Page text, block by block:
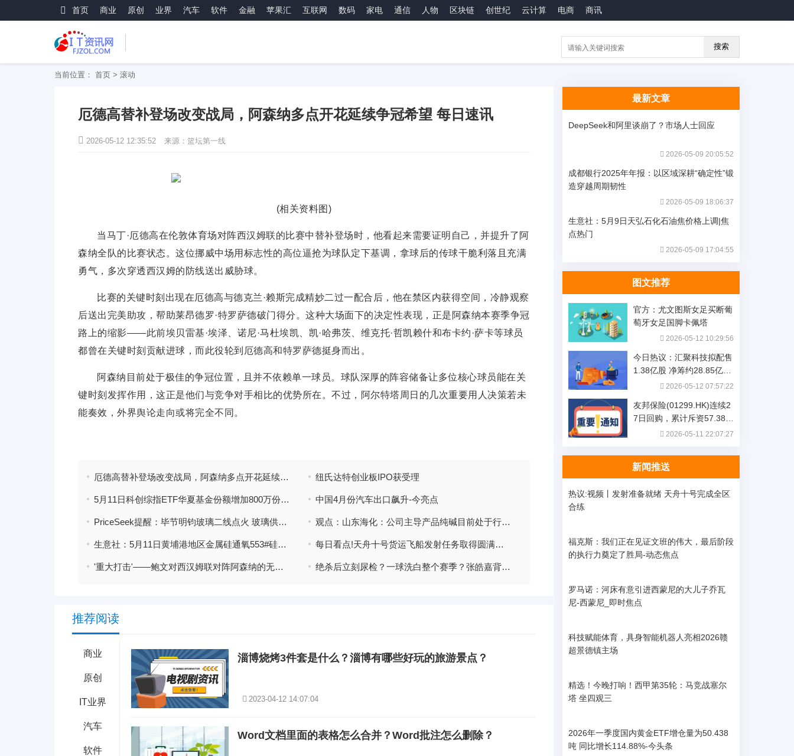
首页 商业 原创 业界 汽车 软件 金融 苹果汇 互联网 数码 家电 通信 人物 区块链 创世纪 云计算 电商 商讯
搜索
当前位置： 首页 > 滚动
厄德高替补登场改变战局，阿森纳多点开花延续争冠希望 每日速讯
2026-05-12 12:35:52 来源：篮坛第一线
(相关资料图)
当马丁·厄德高在伦敦体育场对阵西汉姆联的比赛中替补登场时，他看起来需要证明自己，并提升了阿
森纳全队的比赛状态。这位挪威中场用标志性的高位逼抢为球队定下基调，拿球后的传球干脆利落且充满
勇气，多次穿透西汉姆的防线送出威胁球。
比赛的关键时刻出现在厄德高与德克兰·赖斯完成精妙二过一配合后，他在禁区内获得空间，冷静观察
后送出完美助攻，帮助莱昂德罗·特罗萨德破门得分。这种大场面下的决定性表现，正是阿森纳本赛季争冠
路上的缩影——此前埃贝雷基·埃泽、诺尼·马杜埃凯、凯·哈弗茨、维克托·哲凯赖什和布卡约·萨卡等球员
都曾在关键时刻贡献进球，而此役轮到厄德高和特罗萨德挺身而出。
阿森纳目前处于极佳的争冠位置，且并不依赖单一球员。球队深厚的阵容储备让多位核心球员能在关
键时刻发挥作用，这正是他们与竞争对手相比的优势所在。不过，阿尔特塔周日的几次重要用人决策若未
能奏效，外界舆论走向或将完全不同。
厄德高替补登场改变战局，阿森纳多点开花延续争冠希望 每日速讯 纽氏达特创业板IPO获受理
5月11日科创综指ETF华夏基金份额增加800万份，重仓股海光信息、寒武纪、摩尔线程 中国4月份汽车出口飙升-今亮点
PriceSeek提醒：毕节明钧玻璃二线点火 玻璃供给承压_热点 观点：山东海化：公司主导产品纯碱目前处于行业周期底部
生意社：5月11日黄埔港地区金属硅通氧553#硅价格行情 每日看点!天舟十号货运飞船发射任务取得圆满成功
'重大打击'——鲍文对西汉姆联对阵阿森纳的无效进球感到愤怒 绝杀后立刻尿检？一球洗白整个赛季？张皓嘉背后，藏太多无奈|今日热讯
推荐阅读
商业
原创
IT业界
汽车
软件
淄博烧烤3件套是什么？淄博有哪些好玩的旅游景点？
2023-04-12 14:07:04
Word文档里面的表格怎么合并？Word批注怎么删除？
最新文章
DeepSeek和阿里谈崩了？市场人士回应
2026-05-09 20:05:52
成都银行2025年年报：以区域深耕“确定性”锻
造穿越周期韧性
2026-05-09 18:06:37
生意社：5月9日天弘石化石油焦价格上调|焦
点热门
2026-05-09 17:04:55
图文推荐
官方：尤文图斯女足买断葡
萄牙女足国脚卡佩塔
2026-05-12 10:29:56
今日热议：汇聚科技拟配售
1.38亿股 净筹约28.85亿港
2026-05-12 07:57:22
友邦保险(01299.HK)连续2
7日回购，累计斥资57.38亿
2026-05-11 22:07:27
新闻推送
热议:视频丨发射准备就绪 天舟十号完成全区
合练
福克斯：我们正在见证文班的伟大，最后阶段
的执行力奠定了胜局-动态焦点
罗马诺：河床有意引进西蒙尼的大儿子乔瓦
尼-西蒙尼_即时焦点
科技赋能体育，具身智能机器人亮相2026赣
超景德镇主场
精选！今晚打响！西甲第35轮：马竞战塞尔
塔 坐四观三
2026年一季度国内黄金ETF增仓量为50.438
吨 同比增长114.88%-今头条